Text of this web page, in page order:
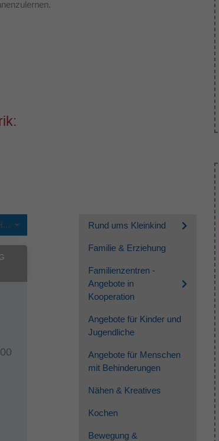
Rund ums Kleinkind
Familie & Erziehung
Familienzentren -
Angebote in
Kooperation
Angebote für Kinder und
Jugendliche
Angebote für Menschen
mit Behinderungen
Nähen & Kreatives
Kochen
Bewegung &
Dieses Cookie wird verwendet, um Ihre Cookie-
Einstellungen für diese Website zu speichern.